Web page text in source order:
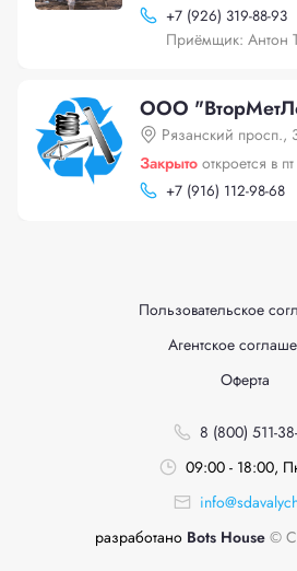
+7 (926) 319-88-93
Приёмщик: Антон
ООО
Рязанский просп.,
Закрыто откроется в
+7 (916) 112-98-68
Пользовательское
Агентское
Оферта
8 (800) 511-
09:00 - 18:00,
разработано Bots House ©